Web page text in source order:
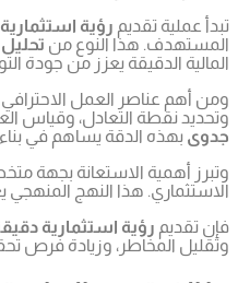
تبدأ عملية تقديم رؤية
المستهدف. هذا النوع من
المالية الدقيقة يعزز من جودة
ومن أهم عناصر العمل
وتحديد نقطة التعادل، وقياس
جدوى بهذه الدقة يساهم في
وتبرز أهمية الاستعانة بجهة
الاستثماري. هذا النهج
فإن تقديم رؤية استثمارية
وتقليل المخاطر، وزيادة فرص